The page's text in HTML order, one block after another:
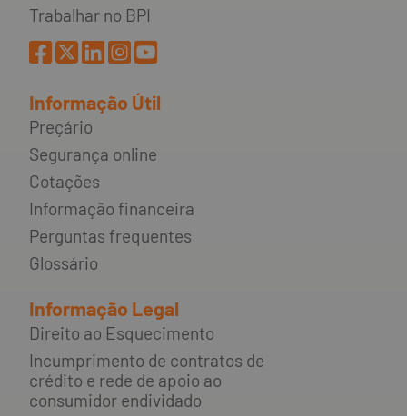
Trabalhar no BPI
Informação Útil
Preçário
Segurança online
Cotações
Informação financeira
Perguntas frequentes
Glossário
Informação Legal
Direito ao Esquecimento
Incumprimento de contratos de
crédito e rede de apoio ao
consumidor endividado